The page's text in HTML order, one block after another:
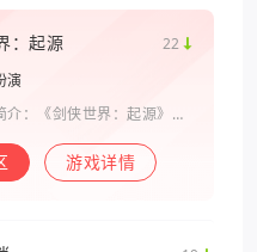
：起源
22
演
介：《剑侠世界：起源》是
《剑侠世界》端游玩法和
侠情缘”端游时代的特色设
游戏详情